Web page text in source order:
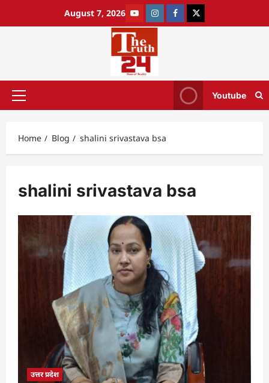
August 7, 2026
Youtube
Home Blog shalini srivastava bsa
shalini srivastava bsa
उत्तर प्रदेश